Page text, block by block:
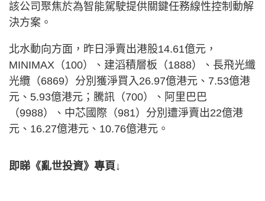
該公司聚焦於為智能駕駛提供關鍵任務線性控制動解
決方案。
北水動向方面，昨日淨賣出港股14.61億元，
MINIMAX（100）、建滔積層板（1888）、長飛光纖
光纜（6869）分別獲淨買入26.97億港元、7.53億港
元、5.93億港元；騰訊（700）、阿里巴巴
（9988）、中芯國際（981）分別遭淨賣出22億港
元、16.27億港元、10.76億港元。
即睇《亂世投資》專頁↓